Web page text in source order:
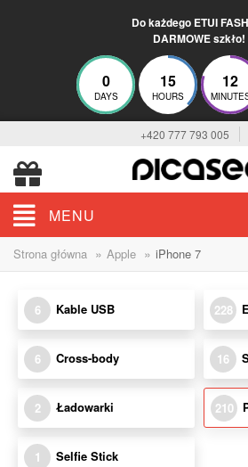
Do każdego ETUI
DARMOWE szkło!
0
DAYS
15
HOURS
12
+420 777 793 005
MENU
Strona główna » Apple » iPhone 7
6 Kable USB 228
6 Cross-body 16
2 Ładowarki 210
1 Selfie Stick